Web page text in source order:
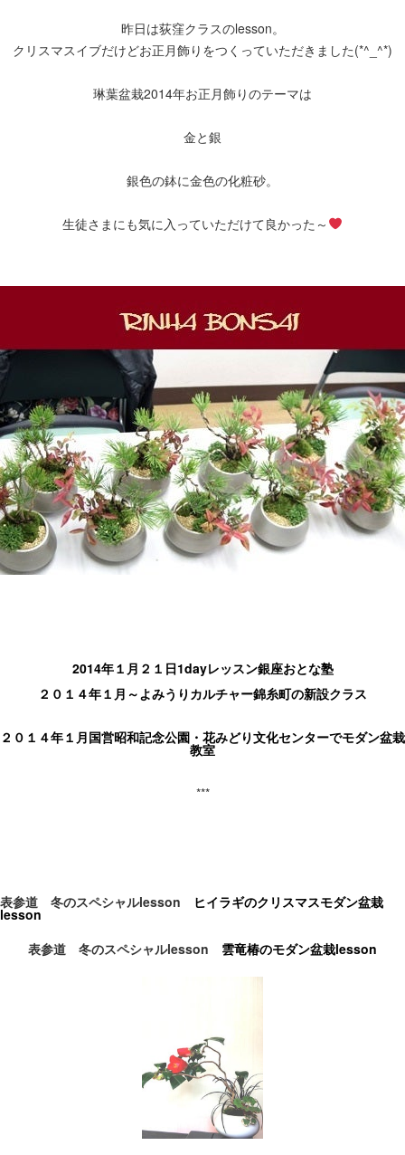
昨日は荻窪クラスのlesson。
クリスマスイブだけどお正月飾りをつくっていただきました(*^_^*)
琳葉盆栽2014年お正月飾りのテーマは
金と銀
銀色の鉢に金色の化粧砂。
生徒さまにも気に入っていただけて良かった～
2014年１月２１日1dayレッスン銀座おとな塾
２０１４年１月～よみうりカルチャー錦糸町の新設クラス
２０１４年１月国営昭和記念公園・花みどり文化センターでモダン盆栽
教室
***
表参道 冬のスペシャルlesson ヒイラギのクリスマスモダン盆栽
lesson
表参道 冬のスペシャルlesson 雲竜椿のモダン盆栽lesson